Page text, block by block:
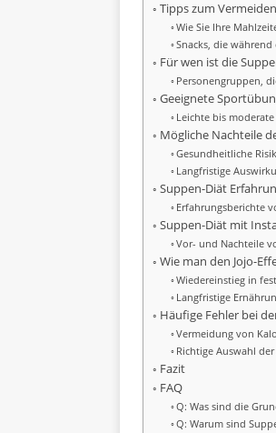
Tipps zum
Wie Sie Ihre
Snacks, die
Für wen ist die
Personengruppen,
Geeignete
Leichte bis
Mögliche Nachteile
Gesundheitliche
Langfristige
Suppen-Diät
Erfahrungsberichte
Suppen-Diät mit
Vor- und Nachteile
Wie man den Jojo-
Wiedereinstieg in
Langfristige
Häufige Fehler bei
Vermeidung von
Richtige Auswahl
Fazit
FAQ
Q: Was sind die
Q: Warum sind